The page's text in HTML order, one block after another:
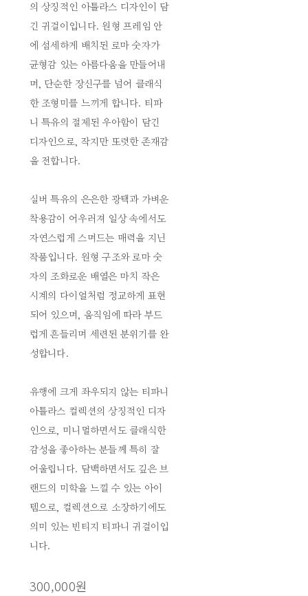
의 상징적인 아틀라스 디자인이 담
긴 귀걸이입니다. 원형 프레임 안
에 섬세하게 배치된 로마 숫자가
균형감 있는 아름다움을 만들어내
며, 단순한 장신구를 넘어 클래식
한 조형미를 느끼게 합니다. 티파
니 특유의 절제된 우아함이 담긴
디자인으로, 작지만 또렷한 존재감
을 전합니다.
실버 특유의 은은한 광택과 가벼운
착용감이 어우러져 일상 속에서도
자연스럽게 스며드는 매력을 지닌
작품입니다. 원형 구조와 로마 숫
자의 조화로운 배열은 마치 작은
시계의 다이얼처럼 정교하게 표현
되어 있으며, 움직임에 따라 부드
럽게 흔들리며 세련된 분위기를 완
성합니다.
유행에 크게 좌우되지 않는 티파니
아틀라스 컬렉션의 상징적인 디자
인으로, 미니멀하면서도 클래식한
감성을 좋아하는 분들께 특히 잘
어울립니다. 담백하면서도 깊은 브
랜드의 미학을 느낄 수 있는 아이
템으로, 컬렉션으로 소장하기에도
의미 있는 빈티지 티파니 귀걸이입
니다.
300,000원